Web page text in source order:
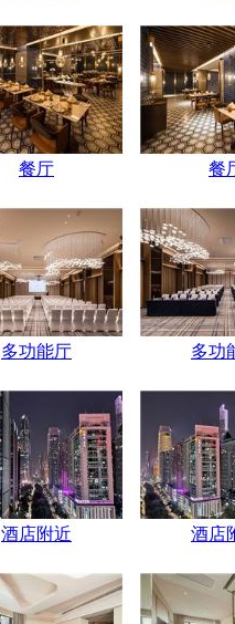
餐厅 餐
多功能厅 多功
酒店附近 酒店